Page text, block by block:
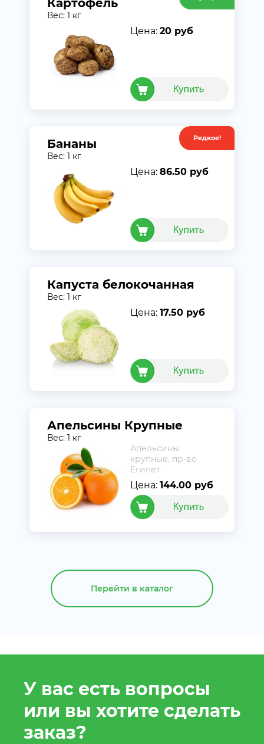
Картофель
Вес: 1 кг
Цена: 20 руб
Акция
Редкое!
Бананы
Вес: 1 кг
Цена: 86.50 руб
Капуста белокочанная
Вес: 1 кг
Цена: 17.50 руб
Апельсины Крупные
Вес: 1 кг
Апельсины
крупные, пр-во
Египет
Цена: 144.00 руб
Перейти в каталог
У вас есть вопросы
или вы хотите сделать
заказ?